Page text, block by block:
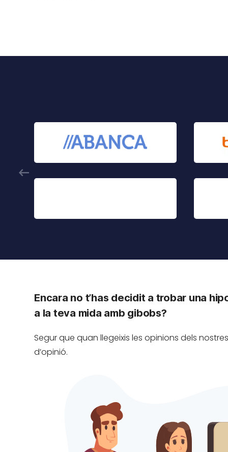
Encara no t’has decidit a trobar una
a la teva mida amb gibobs?
Segur que quan llegeixis les opinions dels
d’opinió.